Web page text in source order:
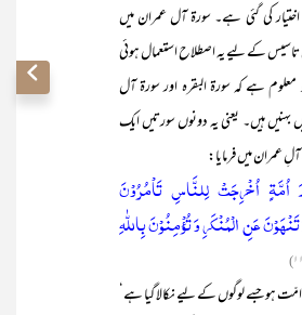
اختیار کی گئی ہے۔ سورۃ آل عمران میں
کے لیے یہ اصطلاح استعمال ہوئی
ہے کہ سورۃ البقرہ اور سورۃ آل
ہیں۔ یعنی یہ دونوں سورتیں ایک
عمران میں فرمایا:
اُمَّۃٍ اُخْرِجَتْ لِلنَّاسِ تَاْمُرُوْنَ
عَنِ الْمُنْکَرِ وَ تُؤْمِنُوْنَ بِاللّٰہِ
امّت ہو جسے لوگوں کے لیے نکالا گیا ہے‘